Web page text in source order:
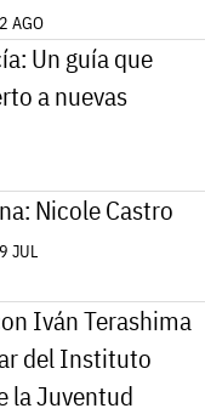
AGO
Un guía que
a nuevas
Nicole Castro
JUL
Iván Terashima
del Instituto
la Juventud